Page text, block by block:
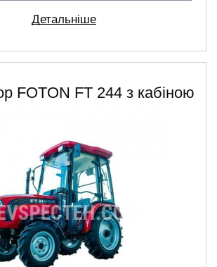
Детальніше
FOTON FT 244 з кабіною